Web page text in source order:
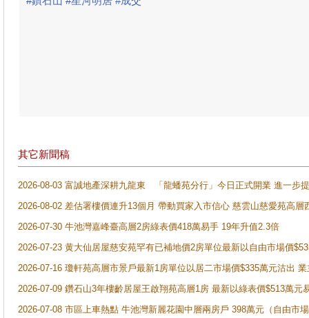
其它新聞稿
2026-08-03 富誠地產深耕九龍東 「龍蟠苑分行」今日正式開業 進一步
2026-08-02 差估署樓價連升13個月 帶動買家入市信心 慈雲山慈愛苑高層
2026-07-30 牛池灣嘉峰臺高層2房綠表價418萬易手 19年升值2.3倍
2026-07-23 黄大仙居屋慈安苑罕有已補地價2房單位最新以自由市場價
2026-07-16 瓊軒苑高層市景戶最新1房單位以居二市場價$335萬元沽出
2026-07-09 鑽石山3年樓齡居屋王啟翔苑高層1房 最新以綠表價$513萬元
2026-07-08 市區上車熱點 牛池灣新麗花園中層兩房戶 398萬元（自由市